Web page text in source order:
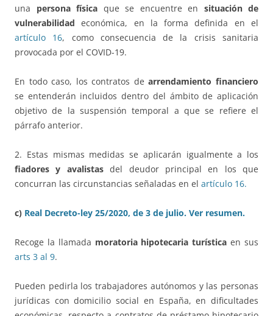
una persona física que se encuentre en situación de
vulnerabilidad económica, en la forma definida en el
artículo 16, como consecuencia de la crisis sanitaria
provocada por el COVID-19.
En todo caso, los contratos dearrendamiento financiero
se entenderán incluidos dentro del ámbito de aplicación
objetivo de la suspensión temporal a que se refiere el
párrafo anterior.
2. Estas mismas medidas se aplicarán igualmente a los
fiadores y avalistasdel deudor principal en los que
concurran las circunstancias señaladas en el artículo 16.
c) Real Decreto-ley 25/2020, de 3 de julio. Ver resumen.
Recoge la llamada moratoria hipotecaria turística en sus
arts 3 al 9.
Pueden pedirla los trabajadores autónomos y las personas
jurídicas con domicilio social en España, en dificultades